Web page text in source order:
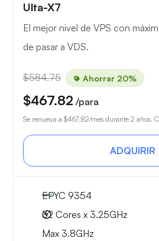
Ulta-X7
El mejor nivel de VPS con
de pasar a VDS.
$584.75 Ahorrar 20%
$467.82 /para
Se renueva a $467.82/mes durante 2 años.
ADQUIRIR
EPYC 9354
32 Cores x 3.25GHz
Max 3.8GHz